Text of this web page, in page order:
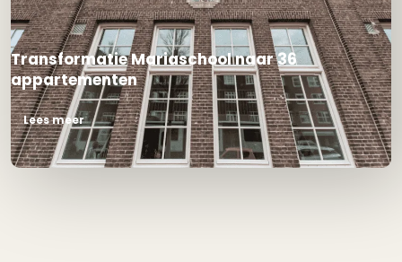
Transformatie Mariaschool naar 36
appartementen
Lees meer